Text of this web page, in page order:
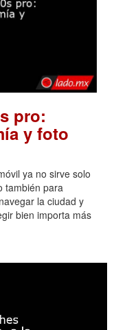
pro:
y foto
ya no sirve solo
también para
la ciudad y
bien importa más